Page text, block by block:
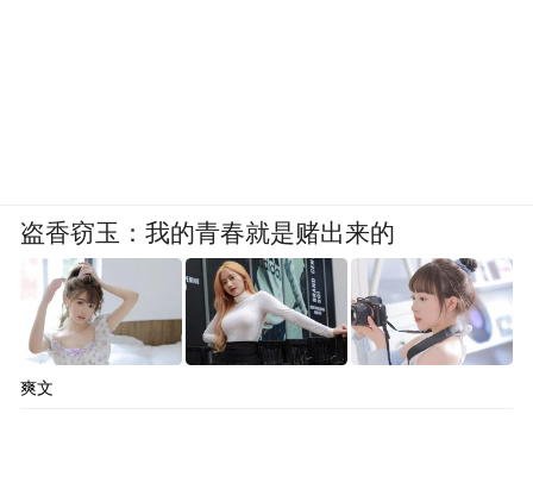
盗香窃玉：我的青春就是赌出来的
爽文